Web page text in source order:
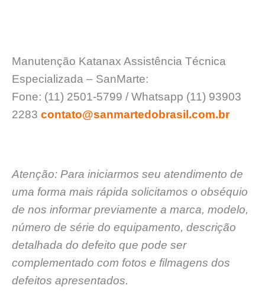
Manutenção Katanax Assistência Técnica
Especializada – SanMarte:
Fone: (11) 2501-5799 / Whatsapp (11) 93903
2283 contato@sanmartedobrasil.com.br
Atenção: Para iniciarmos seu atendimento de
uma forma mais rápida solicitamos o obséquio
de nos informar previamente a marca, modelo,
número de série do equipamento, descrição
detalhada do defeito que pode ser
complementado com fotos e filmagens dos
defeitos apresentados.